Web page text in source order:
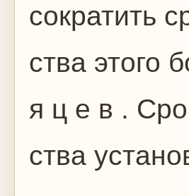
сократить
ства этого
я ц е в .
ства